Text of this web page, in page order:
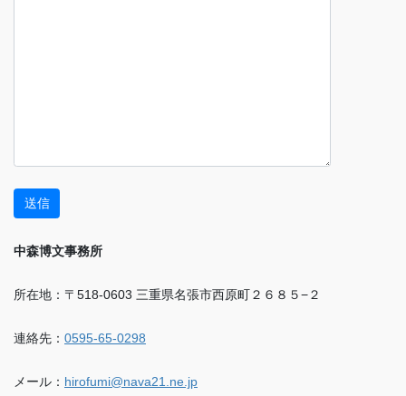
中森博文事務所
所在地：〒518-0603 三重県名張市西原町２６８５−２
連絡先： 0595-65-0298
メール： hirofumi@nava21.ne.jp